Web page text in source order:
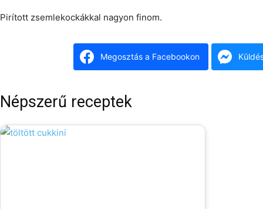
Pirított zsemlekockákkal nagyon finom.
Megosztás a Facebookon
Népszerű receptek